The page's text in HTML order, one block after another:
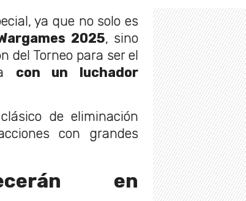
ya que no solo es
2025, sino
del Torneo para ser el
con un luchador
de eliminación
con grandes
en